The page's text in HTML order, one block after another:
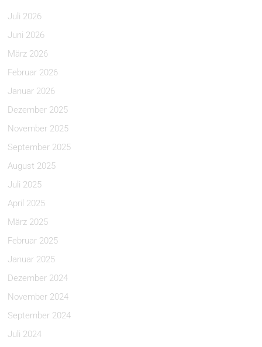
Juli 2026
Juni 2026
März 2026
Februar 2026
Januar 2026
Dezember 2025
November 2025
September 2025
August 2025
Juli 2025
April 2025
März 2025
Februar 2025
Januar 2025
Dezember 2024
November 2024
September 2024
Juli 2024